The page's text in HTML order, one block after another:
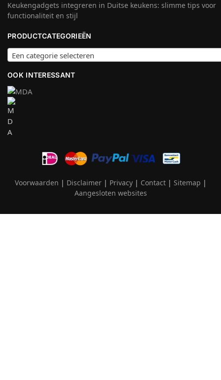
Keukengadgets integreren in Duitse keukens: slimme tips voor
functionaliteit en stijl
PRODUCTCATEGORIEËN
Een categorie selecteren
OOK INTERESSANT
Voorwaarden | Disclaimer| Privacy| Contact| Sitemap |
Aangesloten websites